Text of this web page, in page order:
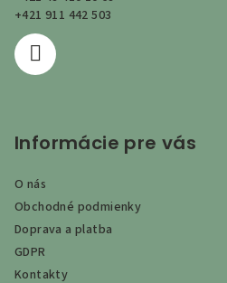
+421 911 442 503
Informácie pre vás
O nás
Obchodné podmienky
Doprava a platba
GDPR
Kontakty